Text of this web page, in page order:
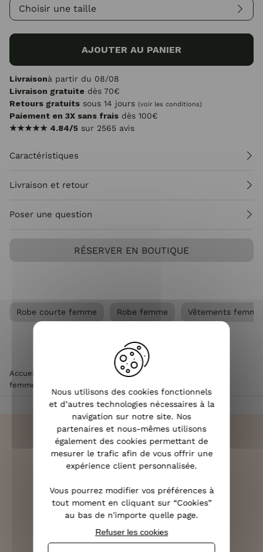
Choisir une taille
AJOUTER AU PANIER
Livraisonà partir du 08/08
Livraison gratuite dès 70€
Retours gratuits sous 14 jours (voir les conditions)
Paiement en 3X sans frais dès 100€
★★★★★ 4.84/5 sur 2565 avis
Caractéristiques
Livraison et retour
Poser une question
RÉSERVER EN BOUTIQUE
Robe courte femme Robe femme Vêtements femme
Accueil >Robe femme
femme
LIVRAISON RAPIDE
RETOURS SOUS 14 JOURS
Nous utilisons des cookies fonctionnels
et d’autres technologies nécessaires à la
navigation sur notre site. Nos
partenaires et nous-mêmes utilisons
également des cookies permettant de
mesurer le trafic afin de vous offrir une
expérience client personnalisée.
Vous pourrez modifier vos préférences à
tout moment en cliquant sur “Cookies”
au bas de n'importe quelle page.
Refuser les cookies